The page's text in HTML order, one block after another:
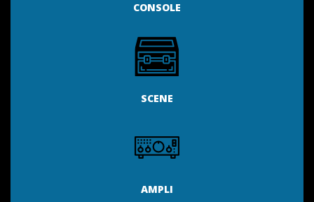
CONSOLE
SCENE
AMPLI